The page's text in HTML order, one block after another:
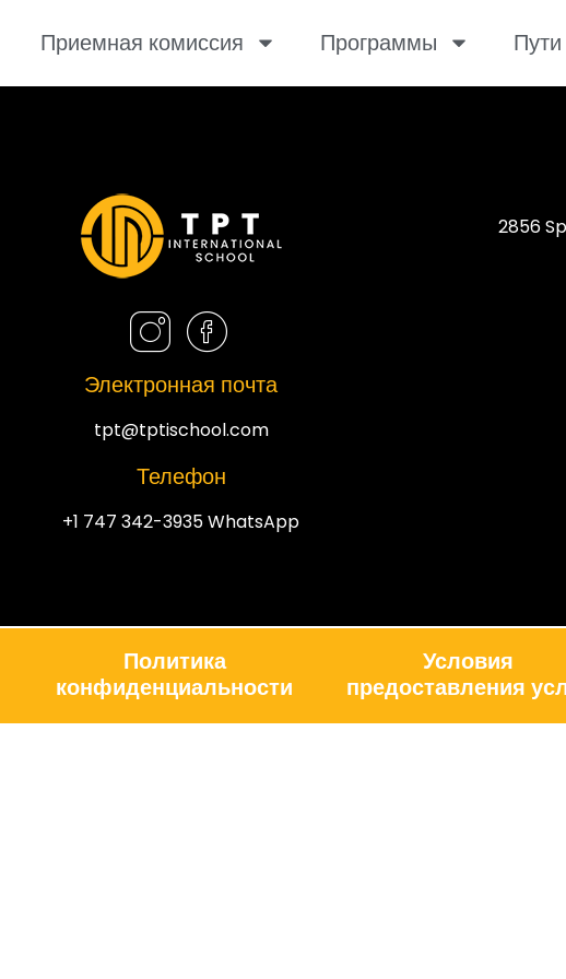
Приемная комиссия Программы Пути
Электронная почта
tpt@tptischool.com
Телефон
+1 747 342-3935 WhatsApp
2856
Политика
конфиденциальности
Условия
предоставления